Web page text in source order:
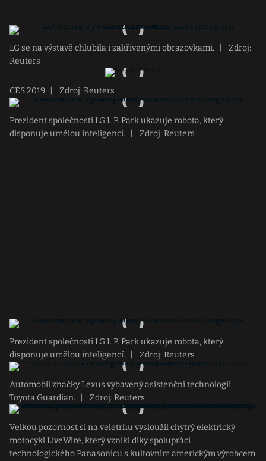
LG se na výstavě chlubila i zakřivenými obrazovkami.
Zdroj:
Reuters
CES 2019 Zdroj: Reuters
Prezident společnosti LG I. P. Park ukazuje robota, který
disponuje umělou inteligencí.
Zdroj: Reuters
Prezident společnosti LG I. P. Park ukazuje robota, který
disponuje umělou inteligencí.
Zdroj: Reuters
Automobil značky Lexus vybavený asistenční technologií
Toyota Guardian.
Zdroj: Reuters
Velkou pozornost si na veletrhu vysloužil chytrý elektrický
motocykl LiveWire, který vznikl díky spolupráci
technologického Panasonicu s kultovním americkým výrobcem